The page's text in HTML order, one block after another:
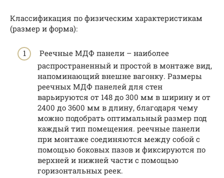
Классификация по физическим характеристикам
(размер и форма):
Реечные МДФ панели – наиболее
распространенный и простой в монтаже вид,
напоминающий внешне вагонку. Размеры
реечных МДФ панелей для стен
варьируются от 148 до 300 мм в ширину и от
2400 до 3600 мм в длину, благодаря чему
можно подобрать оптимальный размер под
каждый тип помещения. реечные панели
при монтаже соединяются между собой с
помощью боковых пазов и фиксируются по
верхней и нижней части с помощью
горизонтальных реек.